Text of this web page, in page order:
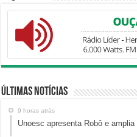
Últimas Notícias
9 horas atrás
Unoesc apresenta Robô e